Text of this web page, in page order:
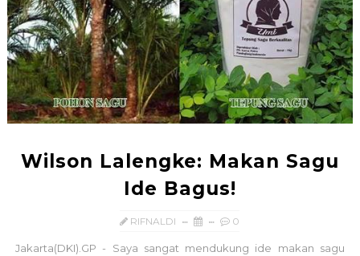
Wilson Lalengke: Makan Sagu
Ide Bagus!
RIFNALDI 0
Jakarta(DKI).GP - Saya sangat mendukung ide makan sagu